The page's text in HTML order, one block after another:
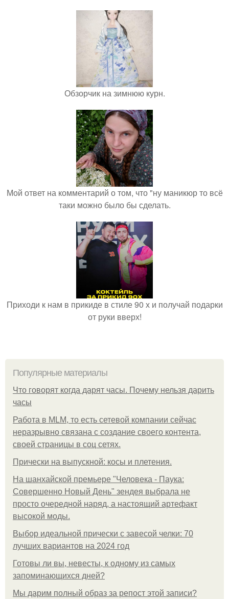
Обзорчик на зимнюю курн.
Мой ответ на комментарий о том, что "ну маникюр то всё
таки можно было бы сделать.
Приходи к нам в прикиде в стиле 90 х и получай подарки
от руки вверх!
Популярные материалы
Что говорят когда дарят часы. Почему нельзя дарить
часы
Работа в MLM, то есть сетевой компании сейчас
неразрывно связана с создание своего контента,
своей страницы в соц сетях.
Прически на выпускной: косы и плетения.
На шанхайской премьере "Человека - Паука:
Совершенно Новый День" зендея выбрала не
просто очередной наряд, а настоящий артефакт
высокой моды.
Выбор идеальной прически с завесой челки: 70
лучших вариантов на 2024 год
Готовы ли вы, невесты, к одному из самых
запоминающихся дней?
Мы дарим полный образ за репост этой записи?